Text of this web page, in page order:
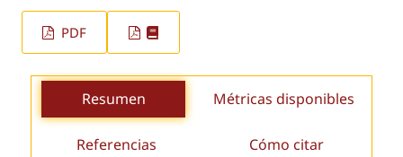
PDF
Resumen Métricas disponibles
Referencias Cómo citar